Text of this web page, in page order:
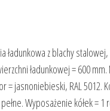
ładunkowa z blachy
ładunkowej = 600
= jasnoniebieski, RAL 5012.
Wyposażenie kółek =